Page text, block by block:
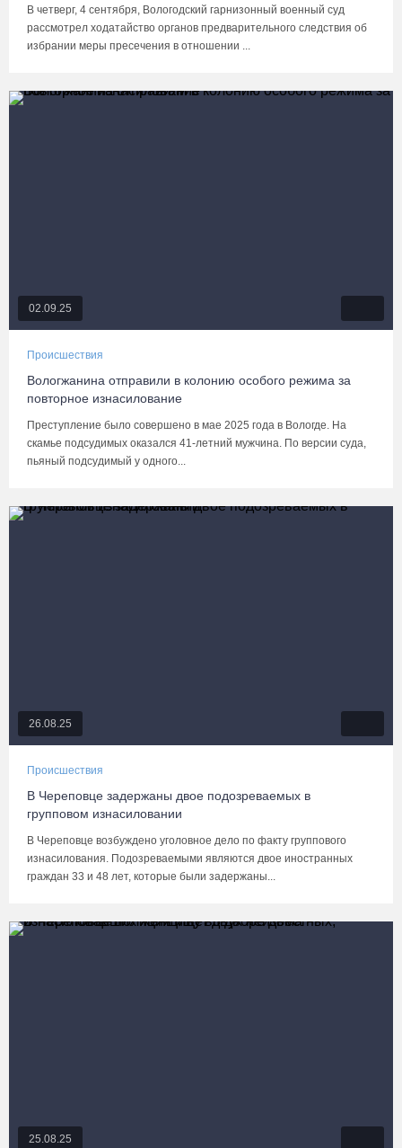
В четверг, 4 сентября, Вологодский гарнизонный военный суд
рассмотрел ходатайство органов предварительного следствия об
избрании меры пресечения в отношении ...
02.09.25
Происшествия
Вологжанина отправили в колонию особого режима за
повторное изнасилование
Преступление было совершено в мае 2025 года в Вологде. На
скамье подсудимых оказался 41-летний мужчина. По версии суда,
пьяный подсудимый у одного...
26.08.25
Происшествия
В Череповце задержаны двое подозреваемых в
групповом изнасиловании
В Череповце возбуждено уголовное дело по факту группового
изнасилования. Подозреваемыми являются двое иностранных
граждан 33 и 48 лет, которые были задержаны...
25.08.25